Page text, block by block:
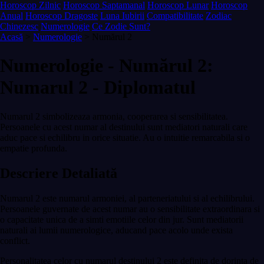
Horoscop Zilnic Horoscop Saptamanal Horoscop Lunar Horoscop
Anual Horoscop Dragoste Luna Iubirii Compatibilitate Zodiac
Chinezesc Numerologie Ce Zodie Sunt?
Acasă > Numerologie > Numărul 2
Numerologie - Numărul 2:
Numarul 2 - Diplomatul
Numarul 2 simbolizeaza armonia, cooperarea si sensibilitatea.
Persoanele cu acest numar al destinului sunt mediatori naturali care
aduc pace si echilibru in orice situatie. Au o intuitie remarcabila si o
empatie profunda.
Descriere Detaliată
Numarul 2 este numarul armoniei, al parteneriatului si al echilibrului.
Persoanele guvernate de acest numar au o sensibilitate extraordinara si
o capacitate unica de a simti emotiile celor din jur. Sunt mediatorii
naturali ai lumii numerologice, aducand pace acolo unde exista
conflict.
Personalitatea celor cu numarul destinului 2 este definita de dorinta de